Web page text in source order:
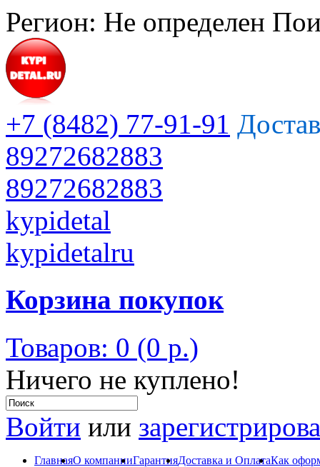
Регион: Не определен
+7 (8482) 77-91-91
89272682883
89272682883
kypidetal
kypidetalru
Корзина покупок
Товаров: 0 (0 р.)
Ничего не куплено!
Войти или
ГлавнаяО компанииГарантияДоставка и ОплатаКак